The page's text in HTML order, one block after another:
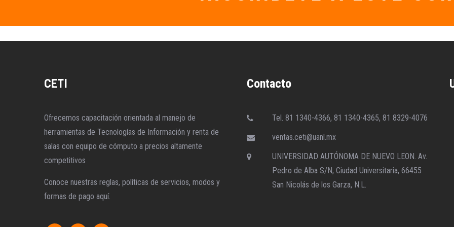
CETI
Ofrecemos capacitación orientada al manejo de
herramientas de Tecnologías de Información y renta de
salas con equipo de cómputo a precios altamente
competitivos
Conoce nuestras reglas, políticas de servicios, modos y
formas de pago aquí.
Contacto
Tel. 81 1340-4366, 81 1340-4365, 81 8329-4076
ventas.ceti@uanl.mx
UNIVERSIDAD AUTÓNOMA DE NUEVO LEON. Av.
Pedro de Alba S/N, Ciudad Universitaria, 66455
San Nicolás de los Garza, N.L.